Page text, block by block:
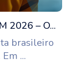
2026 – O...
brasileiro
...